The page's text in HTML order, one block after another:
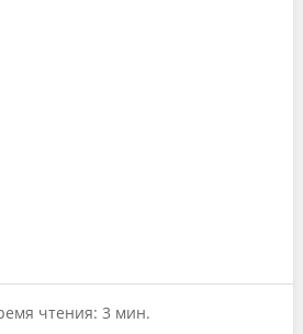
чтения: 3 мин.